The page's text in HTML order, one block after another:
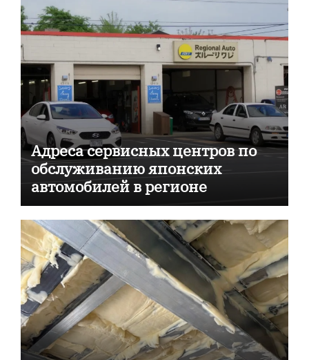
Адреса сервисных центров по
обслуживанию японских
автомобилей в регионе